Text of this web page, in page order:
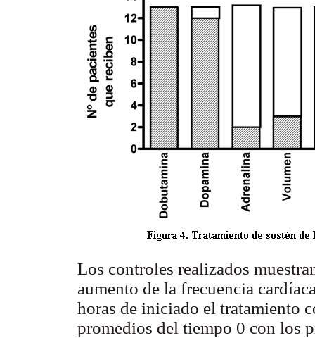
Los controles realizados
aumento de la frecuencia
horas de iniciado el tratamiento
promedios del tiempo 0 con los